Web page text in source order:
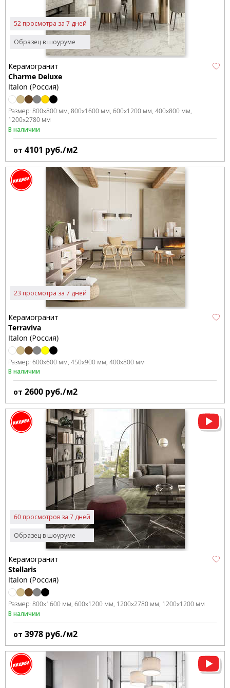
Образец в шоуруме
52 просмотра за 7 дней
Керамогранит
Charme Deluxe
Italon (Россия)
Размер: 800x800 мм 800x1600 мм 600x1200 мм 400x800 мм
1200x2780 мм
В наличии
от 4101 руб./м2
23 просмотра за 7 дней
Керамогранит
Terraviva
Italon (Россия)
Размер: 600x600 мм 450x900 мм 400x800 мм
В наличии
от 2600 руб./м2
Образец в шоуруме
60 просмотров за 7 дней
Керамогранит
Stellaris
Italon (Россия)
Размер: 800x1600 мм 600x1200 мм 1200x2780 мм 1200x1200 мм
В наличии
от 3978 руб./м2